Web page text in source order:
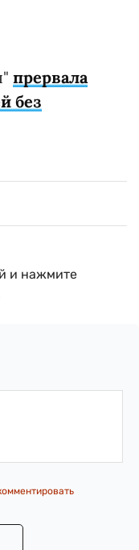
прервала
без
и нажмите